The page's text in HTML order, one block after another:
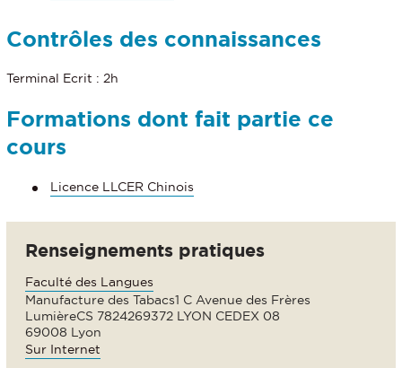
Contrôles des connaissances
Terminal Ecrit : 2h
Formations dont fait partie ce
cours
Licence LLCER Chinois
Renseignements pratiques
Faculté des Langues
Manufacture des Tabacs1 C Avenue des Frères
LumièreCS 7824269372 LYON CEDEX 08
69008 Lyon
Sur Internet